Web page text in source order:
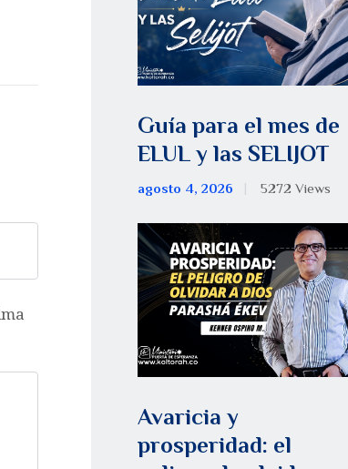
Guía para el mes de
ELUL y las SELIJOT
agosto 4, 2026 5272 Views
Avaricia y
prosperidad: el